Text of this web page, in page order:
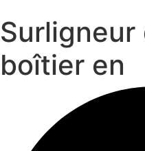
boîtier
en
Surligneur
boîtier en